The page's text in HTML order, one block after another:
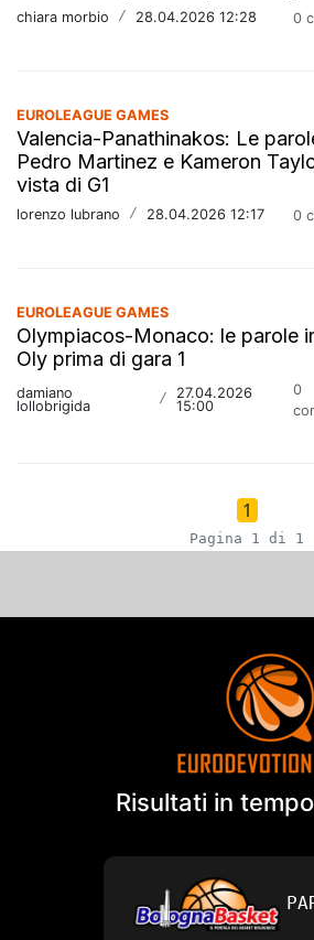
chiara morbio / 28.04.2026 12:28 0
EUROLEAGUE GAMES
Valencia-Panathinakos: Le
Pedro Martinez e Kameron
vista di G1
lorenzo lubrano / 28.04.2026 12:17 0
EUROLEAGUE GAMES
Olympiacos-Monaco: le parole
Oly prima di gara 1
damiano
lollobrigida
/
27.04.2026
15:00
0
1
Pagina 1 di 1
Risultati in